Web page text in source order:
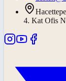
4. Kat Ofis